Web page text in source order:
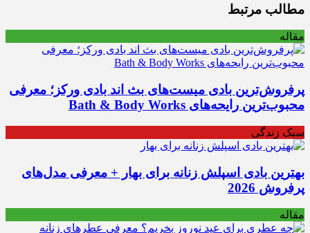
مطالب مرتبط
مقاله
پرفروش‌ترین بادی میست‌های بث اند بادی ورکز؛ معرفی
محبوب‌ترین رایحه‌های Bath & Body Works
سبک زندگی
بهترین بادی اسپلش زنانه برای بهار + معرفی مدل‌های
پرفروش 2026
مقاله